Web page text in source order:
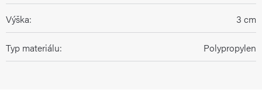
Výška: 3 cm
Typ materiálu: Polypropylen